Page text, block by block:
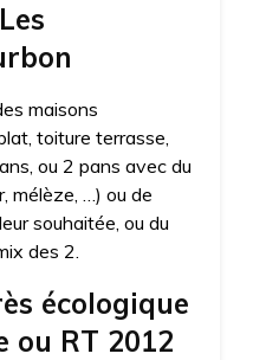
maisons
toiture terrasse,
ou 2 pans avec du
mélèze, …) ou de
souhaitée, ou du
des 2.
écologique
ou RT 2012